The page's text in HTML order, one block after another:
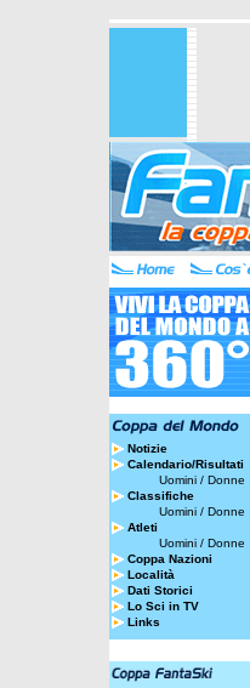
Notizie
Calendario/Risultati
Uomini / Donne
Classifiche
Uomini / Donne
Atleti
Uomini / Donne
Coppa Nazioni
Località
Dati Storici
Lo Sci in TV
Links